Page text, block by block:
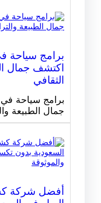
برامج سياحة
اكتشف جمال
الثقافي
برامج سياحة
جمال الطبيعة
أفضل شركة